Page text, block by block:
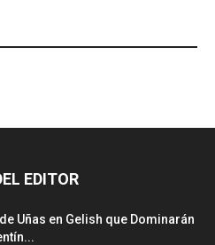
EDITOR
Uñas en Gelish que Dominarán